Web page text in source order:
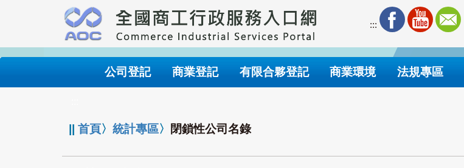
要
內
:::
公司登記 商業登記 有限合夥登記 商業環境 法規專區
||首頁〉統計專區〉 閉鎖性公司名錄